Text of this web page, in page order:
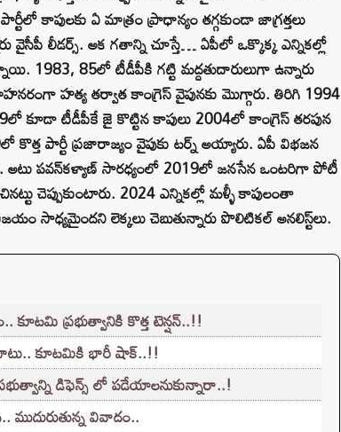
కాపులకు ఏ మాత్రం ప్రాధాన్యం తగ్గకుండా జాగ్రత్తలు
వైసీపీ లీడర్స్‌. అక గతాన్ని చూస్తే… ఏపీలో ఒక్కొక్క ఎన్నికల్లో
1983, 85లో టీడీపీకి గట్టి మద్దతుదారులుగా ఉన్నారు
హత్య తర్వాత కాంగ్రెస్ వైపునకు మొగ్గారు. తిరిగి 1994
టీడీపీకే జై కొట్టిన కాపులు 2004లో కాంగ్రెస్‌ తరపున
పార్టీ ప్రజారాజ్యం వైపుకు టర్న్ అయ్యారు. ఏపీ విభజన
అటు పవన్‌కళ్యాణ్‌ సారధ్యంలో 2019లో జనసేన ఒంటరిగా పోటీ
చెప్పుకుంటారు. 2024 ఎన్నికల్లో మళ్ళీ కాపులంతా
సాధ్యమైందని లెక్కలు చెబుతున్నారు పొలిటికల్‌ అనలిస్ట్‌లు.
ప్రభుత్వానికి కొత్త టెన్షన్..!!
కూటమికి భారీ షాక్..!!
డిఫెన్స్ లో పడేయాలనుకున్నారా..!
వివాదం..